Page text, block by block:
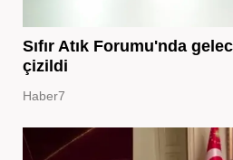
Sıfır Atık Forumu'nda
çizildi
Haber7